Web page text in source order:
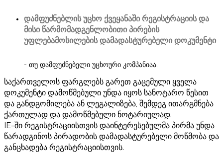
დამფუძნებლის უცხო ქვეყანაში რეგისტრაციის და
მისი წარმომადგენლობითი პირების
უფლებამოსილების დამადასტურებელი დოკუმენტი
- თუ დამფუძნებელი უცხოური კომპანიაა.
საქართველოს ფარგლებს გარეთ გაცემული ყველა
დოკუმენტი დამოწმებული უნდა იყოს სანოტარო წესით
და განდგომილება ან ლეგალიზება, შემდეგ ითარგმნება
ქართულად და დამოწმებული ნოტარიულად.
IE-ში რეგისტრაციისთვის დაინტერესებულმა პირმა უნდა
წარადგინოს პირადობის დამადასტურებელი მოწმობა და
განცხადება რეგისტრაციისთვის.